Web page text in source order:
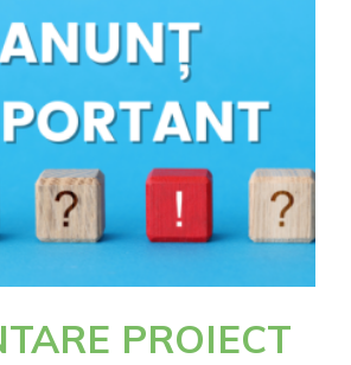
SMIS
156834
PROIECT